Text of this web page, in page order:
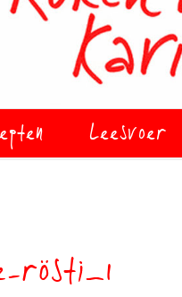
Leesvoer
rösti_1